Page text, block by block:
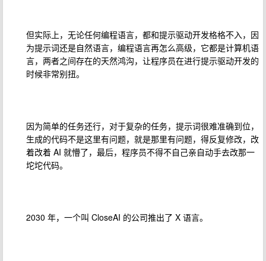
但实际上，无论任何编程语言，都和提示驱动开发格格不入，因
为提示词还是自然语言，编程语言再怎么高级，它都是计算机语
言，两者之间存在的天然鸿沟，让程序员在进行提示驱动开发的
时候非常别扭。
因为简单的任务还行，对于复杂的任务，提示词很难准确到位，
生成的代码不是这里有问题，就是那里有问题，得反复修改，改
着改着 AI 就懵了，最后，程序员不得不自己亲自动手去改那一
坨坨代码。
2030 年，一个叫 CloseAI 的公司推出了 X 语言。